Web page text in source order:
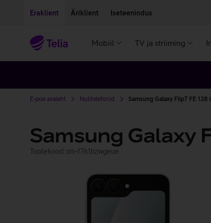
Eraklient Äriklient Iseteenindus
Mobiil TV ja striiming
E-poe avaleht Nutitelefonid Samsung Galaxy Flip7 FE 128
Samsung Galaxy
Tootekood: sm-f761bzwgeue